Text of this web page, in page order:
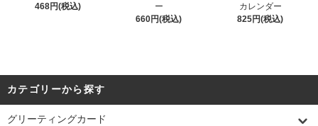
468円(税込)
ー
660円(税込)
カレンダー
825円(税込)
カテゴリーから探す
グリーティングカード